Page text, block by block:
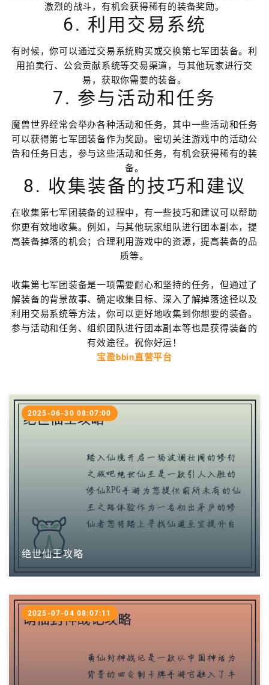
激烈的战斗，有机会获得稀有的装备奖励。
6. 利用交易系统
有时候，你可以通过交易系统购买或交换第七军团装备。利
用拍卖行、公会贡献系统等交易渠道，与其他玩家进行交
易，获取你需要的装备。
7. 参与活动和任务
魔兽世界经常会举办各种活动和任务，其中一些活动和任务
可以获得第七军团装备作为奖励。密切关注游戏中的活动公
告和任务日志，参与这些活动和任务，有机会获得稀有的装
备。
8. 收集装备的技巧和建议
在收集第七军团装备的过程中，有一些技巧和建议可以帮助
你更有效地收集。例如，与其他玩家组队进行团本副本，提
高装备掉落的机会；合理利用游戏中的资源，提高装备的品
质等。
收集第七军团装备是一项需要耐心和坚持的任务，但通过了
解装备的背景故事、确定收集目标、深入了解掉落途径以及
利用交易系统等方法，你可以更好地收集到你想要的装备。
参与活动和任务、组织团队进行团本副本等也是获得装备的
有效途径。祝你好运！
宝盈bbin直营平台
绝世仙王攻略
2025-06-30 08:07:00
2025-07-04 08:07:11